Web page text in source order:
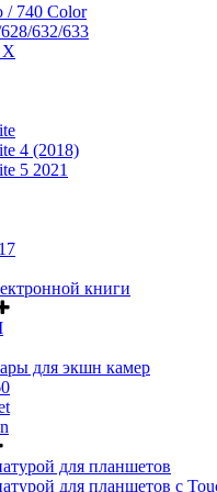
/ 740 Color
632/633
X
4 (2018)
5 2021
книги
для экшн камер
для планшетов
для планшетов с